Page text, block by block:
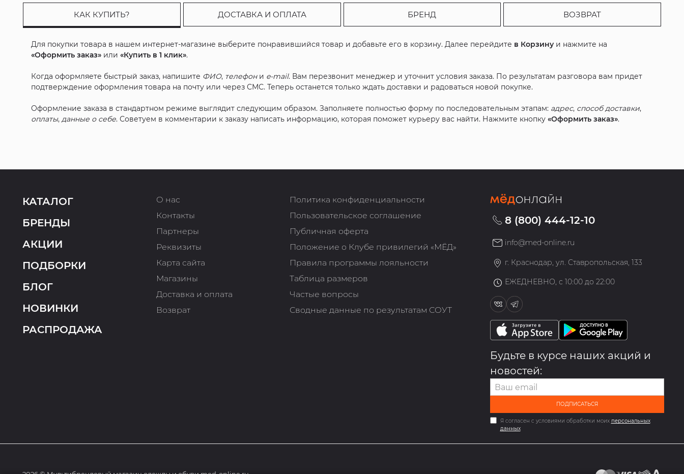
КАК КУПИТЬ? ДОСТАВКА И ОПЛАТА БРЕНД ВОЗВРАТ
Для покупки товара в нашем интернет-магазине выберите понравившийся товар и добавьте его в корзину. Далее перейдите в Корзину и нажмите на
«Оформить заказ» или«Купить в 1 клик».
Когда оформляете быстрый заказ, напишите ФИО, телефони e-mail. Вам перезвонит менеджер и уточнит условия заказа. По результатам разговора вам придет
подтверждение оформления товара на почту или через СМС. Теперь останется только ждать доставки и радоваться новой покупке.
Оформление заказа в стандартном режиме выглядит следующим образом. Заполняете полностью форму по последовательным этапам: адрес, способ доставки,
оплаты,данные о себе. Советуем в комментарии к заказу написать информацию, которая поможет курьеру вас найти. Нажмите кнопку«Оформить заказ».
КАТАЛОГ
БРЕНДЫ
АКЦИИ
ПОДБОРКИ
БЛОГ
НОВИНКИ
РАСПРОДАЖА
О нас
Контакты
Партнеры
Реквизиты
Карта сайта
Магазины
Доставка и оплата
Возврат
Политика конфиденциальности
Пользовательское соглашение
Публичная оферта
Положение о Клубе привилегий «МЁД»
Правила программы лояльности
Таблица размеров
Частые вопросы
Сводные данные по результатам СОУТ
8 (800) 444-12-10
info@med-online.ru
г. Краснодар, ул. Ставропольская, 133
ЕЖЕДНЕВНО, с 10:00 до 22:00
Будьте в курсе наших акций и
новостей:
ПОДПИСАТЬСЯ
Я согласен с условиями обработки моих персональных
данных